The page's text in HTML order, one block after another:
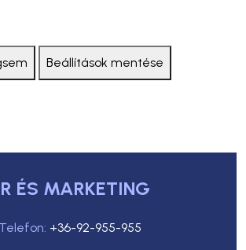
Beállítások mentése
ÉS MARKETING
Telefon: +36-92-955-955